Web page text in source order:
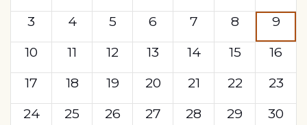
3
4 5 6 7 8
9
10
11 12 13 14 15
16
17
18 19 20 21 22
23
24
25 26 27 28 29
30